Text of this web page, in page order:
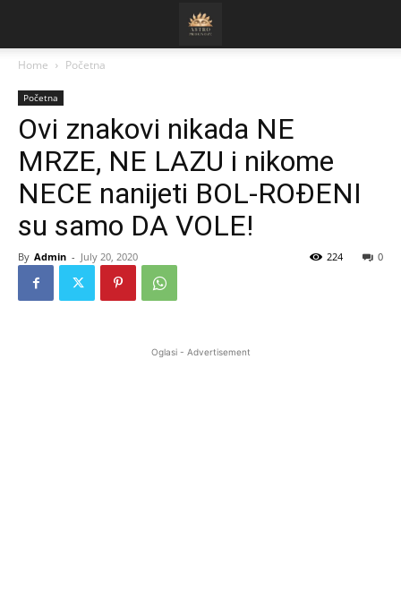
Home Početna
Početna
Ovi znakovi nikada NE
MRZE, NE LAZU i nikome
NECE nanijeti BOL-ROĐENI
su samo DA VOLE!
By Admin - July 20, 2020 0
224
Oglasi - Advertisement